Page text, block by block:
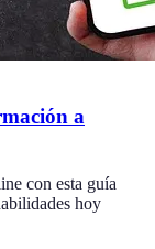
a
con esta guía
hoy